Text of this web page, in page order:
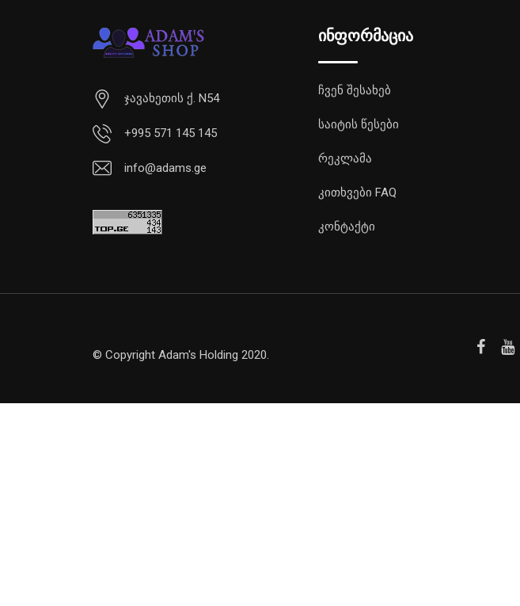
ჯავახეთის ქ. N54
+995 571 145 145
info@adams.ge
ინფორმაცია
ჩვენ შესახებ
საიტის წესები
რეკლამა
კითხვები FAQ
კონტაქტი
© Copyright Adam's Holding 2020.